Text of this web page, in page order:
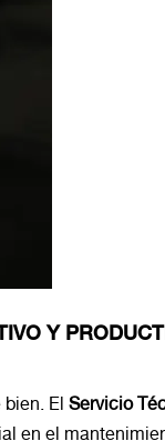
Y
El Servicio
en el